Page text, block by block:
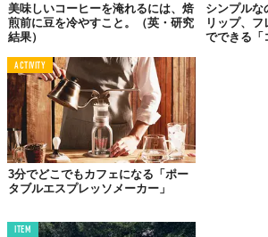
「オートモード」と「マイレシピモード」の
ネルで簡単に選択が可能。手軽なオートモー
2つのスピード」が選べるため、同じ豆であ
楽しめることに。Smart7は、湯温や注ぐス
変化する“柔軟さ”が持ち味なので、これこそ
しょう。
美味しいコーヒーを淹れるには、焙
煎前に豆を冷やすこと。（英・研究
結果）
シンプルな
リップ、
でできる「
ACTIVITY
3分でどこでもカフェになる「ポー
タブルエスプレッソメーカー」
ITEM